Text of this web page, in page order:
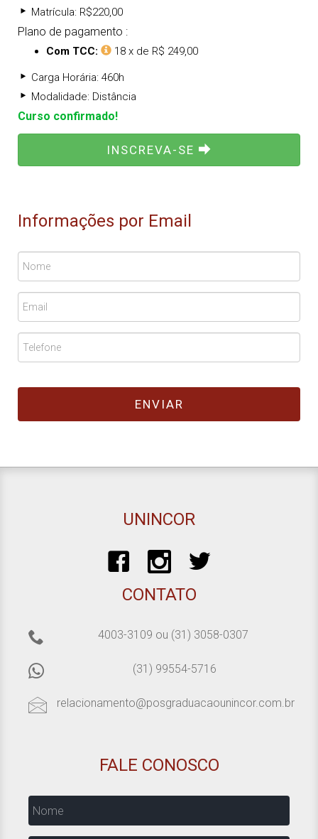
Matrícula: R$220,00
Plano de pagamento :
Com TCC: 18 x de R$ 249,00
Carga Horária: 460h
Modalidade: Distância
Curso confirmado!
INSCREVA-SE
Informações por Email
UNINCOR
CONTATO
4003-3109 ou (31) 3058-0307
(31) 99554-5716
relacionamento@posgraduacaounincor.com.br
FALE CONOSCO